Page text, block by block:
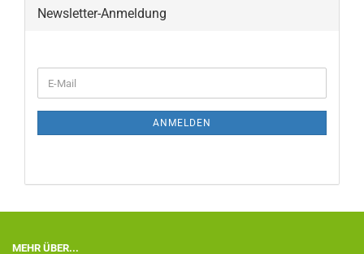
Newsletter-Anmeldung
ANMELDEN
MEHR ÜBER...